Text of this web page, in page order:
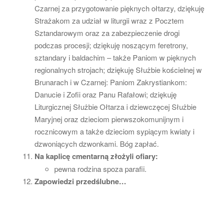
Czarnej za przygotowanie pięknych ołtarzy, dziękuję
Strażakom za udział w liturgii wraz z Pocztem
Sztandarowym oraz za zabezpieczenie drogi
podczas procesji; dziękuję noszącym feretrony,
sztandary i baldachim – także Paniom w pięknych
regionalnych strojach; dziękuję Służbie kościelnej w
Brunarach i w Czarnej: Paniom Zakrystiankom:
Danucie i Zofii oraz Panu Rafałowi; dziękuję
Liturgicznej Służbie Ołtarza i dziewczęcej Służbie
Maryjnej oraz dzieciom pierwszokomunijnym i
rocznicowym a także dzieciom sypiącym kwiaty i
dzwoniących dzwonkami. Bóg zapłać.
Na kaplicę cmentarną złożyli ofiary:
pewna rodzina spoza parafii.
Zapowiedzi przedślubne…